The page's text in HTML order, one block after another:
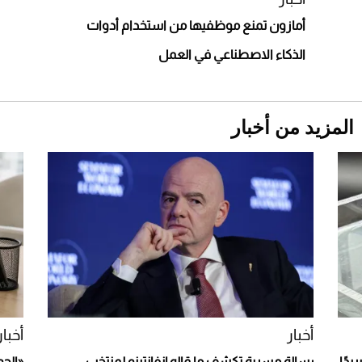
Aston Martin Valiant: على هوى الأبطال
أمازون تمنع موظفيها من استخدام أدوات
الذكاء الاصطناعي في العمل
المزيد من أخبار
أخبار